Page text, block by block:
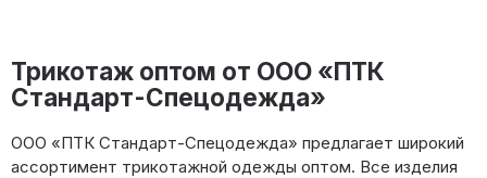
Трикотаж оптом от ООО «ПТК
Стандарт-Спецодежда»
ООО «ПТК Стандарт-Спецодежда» предлагает широкий
ассортимент трикотажной одежды оптом. Все изделия